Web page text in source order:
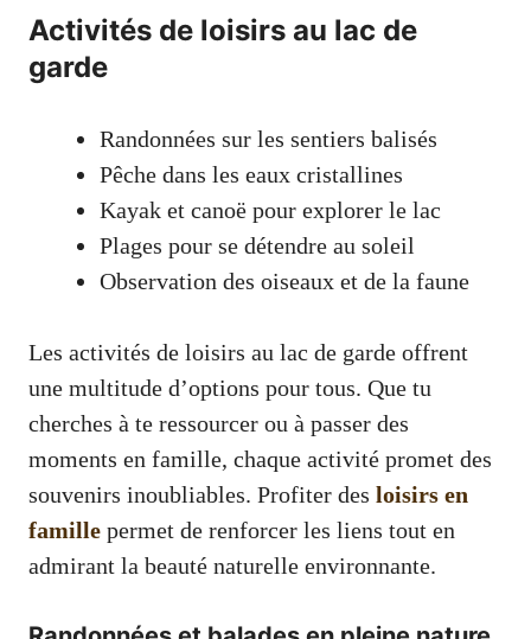
Activités de loisirs au lac de
garde
Randonnées sur les sentiers balisés
Pêche dans les eaux cristallines
Kayak et canoë pour explorer le lac
Plages pour se détendre au soleil
Observation des oiseaux et de la faune
Les activités de loisirs au lac de garde offrent
une multitude d’options pour tous. Que tu
cherches à te ressourcer ou à passer des
moments en famille, chaque activité promet des
souvenirs inoubliables. Profiter des loisirs en
famille permet de renforcer les liens tout en
admirant la beauté naturelle environnante.